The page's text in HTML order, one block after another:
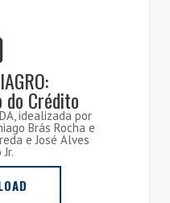
do Crédito
idealizada por
Brás Rocha e
e José Alves